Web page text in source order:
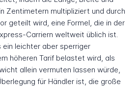
Zentimetern multipliziert und durch
geteilt wird, eine Formel, die in der
Carriern weltweit üblich ist.
leichter aber sperriger
höheren Tarif belastet wird, als
allein vermuten lassen würde,
für Händler ist, die große